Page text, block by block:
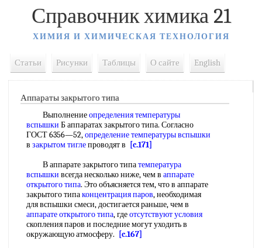
Справочник химика 21
ХИМИЯ И ХИМИЧЕСКАЯ ТЕХНОЛОГИЯ
Статьи Рисунки Таблицы О сайте English
Аппараты закрытого типа
Выполнениеопределения температуры
вспышки Б аппаратах закрытого типа. Согласно
ГОСТ 6356—52,определение температуры вспышки
в закрытом тиглепроводят в
[c.171]
В аппарате закрытого типатемпература
вспышки всегда несколько ниже, чем в аппарате
открытого типа. Это объясняется тем, что в аппарате
закрытого типаконцентрация паров, необходимая
для вспышки смеси, достигается раньше, чем в
аппарате открытого типа, гдеотсутствуют условия
скопления паров и последние могут уходить в
окружающую атмосферу.
[c.167]